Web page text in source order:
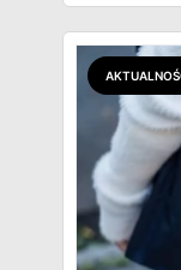
odpowiada
najwięcej
do Aldi.